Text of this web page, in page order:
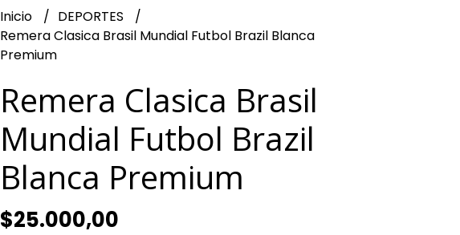
Inicio
DEPORTES
Remera Clasica Brasil Mundial Futbol Brazil Blanca
Premium
Remera Clasica Brasil
Mundial Futbol Brazil
Blanca Premium
$25.000,00